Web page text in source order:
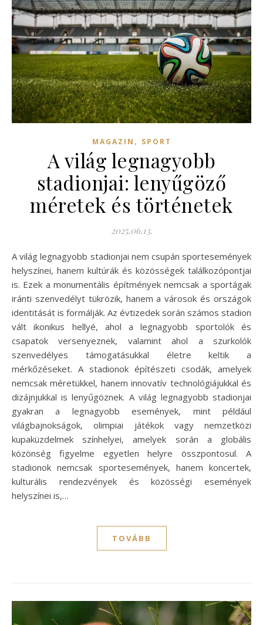
MAGAZIN , SPORT
A világ legnagyobb
stadionjai: lenyűgöző
méretek és történetek
2025.06.13.
A világ legnagyobb stadionjai nem csupán sportesemények
helyszínei, hanem kultúrák és közösségek találkozópontjai
is. Ezek a monumentális építmények nemcsak a sportágak
iránti szenvedélyt tükrözik, hanem a városok és országok
identitását is formálják. Az évtizedek során számos stadion
vált ikonikus hellyé, ahol a legnagyobb sportolók és
csapatok versenyeznek, valamint ahol a szurkolók
szenvedélyes támogatásukkal életre keltik a
mérkőzéseket. A stadionok építészeti csodák, amelyek
nemcsak méretükkel, hanem innovatív technológiájukkal és
dizájnjukkal is lenyűgöznek. A világ legnagyobb stadionjai
gyakran a legnagyobb események, mint például
világbajnokságok, olimpiai játékok vagy nemzetközi
kupaküzdelmek színhelyei, amelyek során a globális
közönség figyelme egyetlen helyre összpontosul. A
stadionok nemcsak sportesemények, hanem koncertek,
kulturális rendezvények és közösségi események
helyszínei is,…
TOVÁBB